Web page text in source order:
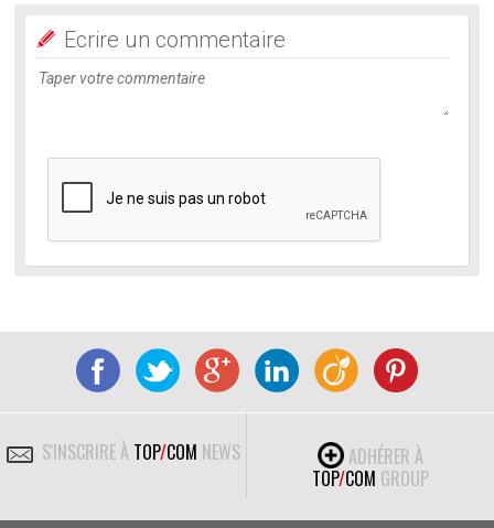
Ecrire un commentaire
S'INSCRIRE À TOP/COM NEWS
ADHÉRER À
TOP/COM GROUP